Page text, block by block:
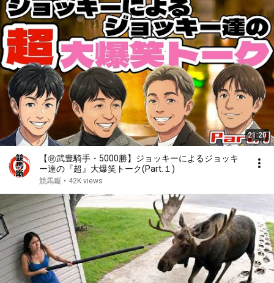
21:20
【㊗️武豊騎手・5000勝】ジョッキーによるジョッキ
ー達の『超』大爆笑トーク(Part.１)
競馬噺 • 42K views